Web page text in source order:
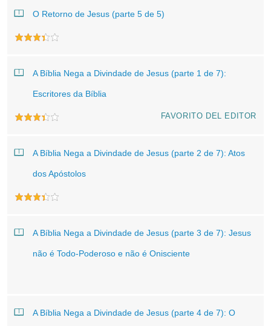
O Retorno de Jesus (parte 5 de 5)
A Bíblia Nega a Divindade de Jesus (parte 1 de 7):
Escritores da Bíblia
FAVORITO DEL EDITOR
A Bíblia Nega a Divindade de Jesus (parte 2 de 7): Atos
dos Apóstolos
A Bíblia Nega a Divindade de Jesus (parte 3 de 7): Jesus
não é Todo-Poderoso e não é Onisciente
A Bíblia Nega a Divindade de Jesus (parte 4 de 7): O